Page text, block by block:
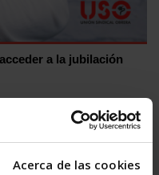
Acerca de las cookies
a la jubilación